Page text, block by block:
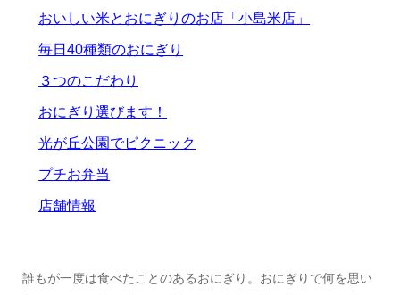
おいしい米とおにぎりのお店「小島米店」
毎日40種類のおにぎり
３つのこだわり
おにぎり選びます！
光が丘公園でピクニック
プチお弁当
店舗情報
誰もが一度は食べたことのあるおにぎり。おにぎりで何を思い